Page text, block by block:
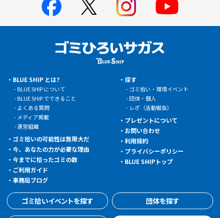
BLUE SHIP とは?
BLUE SHIP について
BLUE SHIP でできること
よくある質問
メディア掲載
運営組織
ゴミ拾いの可能性は無限大だ
今、あなたの力が必要な理由
今までに拾ったゴミの数
ご利用ガイド
事務局ブログ
探す
ゴミ拾い・環境イベント
団体・個人
レポ（活動報告）
プレゼントについて
お問い合わせ
利用規約
プライバシーポリシー
BLUE SHIPトップ
ゴミ拾いイベントを探す 団体を探す